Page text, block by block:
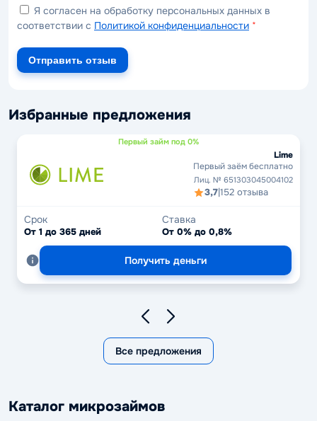
Я согласен на обработку персональных данных в
соответствии с Политикой конфиденциальности *
Отправить отзыв
Избранные предложения
Первый займ под 0%
Lime
Первый заём бесплатно
Лиц. № 651303045004102
3,7|152 отзыва
Срок
От 1 до 365 дней
Ставка
От 0% до 0,8%
Получить деньги
Все предложения
Каталог микрозаймов